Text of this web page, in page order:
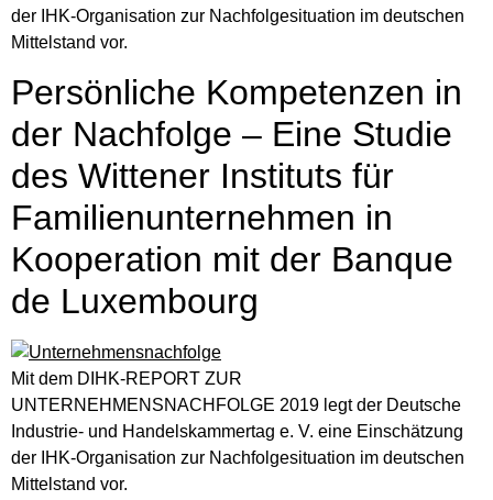
der IHK-Organisation zur Nachfolgesituation im deutschen
Mittelstand vor.
Persönliche Kompetenzen in
der Nachfolge – Eine Studie
des Wittener Instituts für
Familienunternehmen in
Kooperation mit der Banque
de Luxembourg
Mit dem DIHK-REPORT ZUR
UNTERNEHMENSNACHFOLGE 2019 legt der Deutsche
Industrie- und Handelskammertag e. V. eine Einschätzung
der IHK-Organisation zur Nachfolgesituation im deutschen
Mittelstand vor.